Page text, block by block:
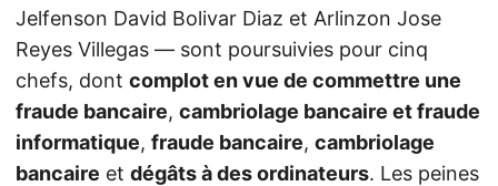
Jelfenson David Bolivar Diaz et Arlinzon Jose
Reyes Villegas — sont poursuivies pour cinq
chefs, dont complot en vue de commettre une
fraude bancaire, cambriolage bancaire et fraude
informatique, fraude bancaire, cambriolage
bancaire et dégâts à des ordinateurs. Les peines